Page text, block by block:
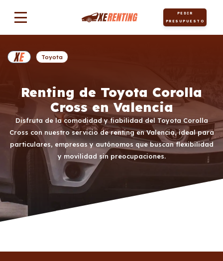
PEDIR
PRESUPUESTO
Renting de Toyota Corolla
Cross en Valencia
Disfruta de la comodidad y fiabilidad del Toyota Corolla
Cross con nuestro servicio de renting en Valencia, ideal para
particulares, empresas y autónomos que buscan flexibilidad
y movilidad sin preocupaciones.
Toyota